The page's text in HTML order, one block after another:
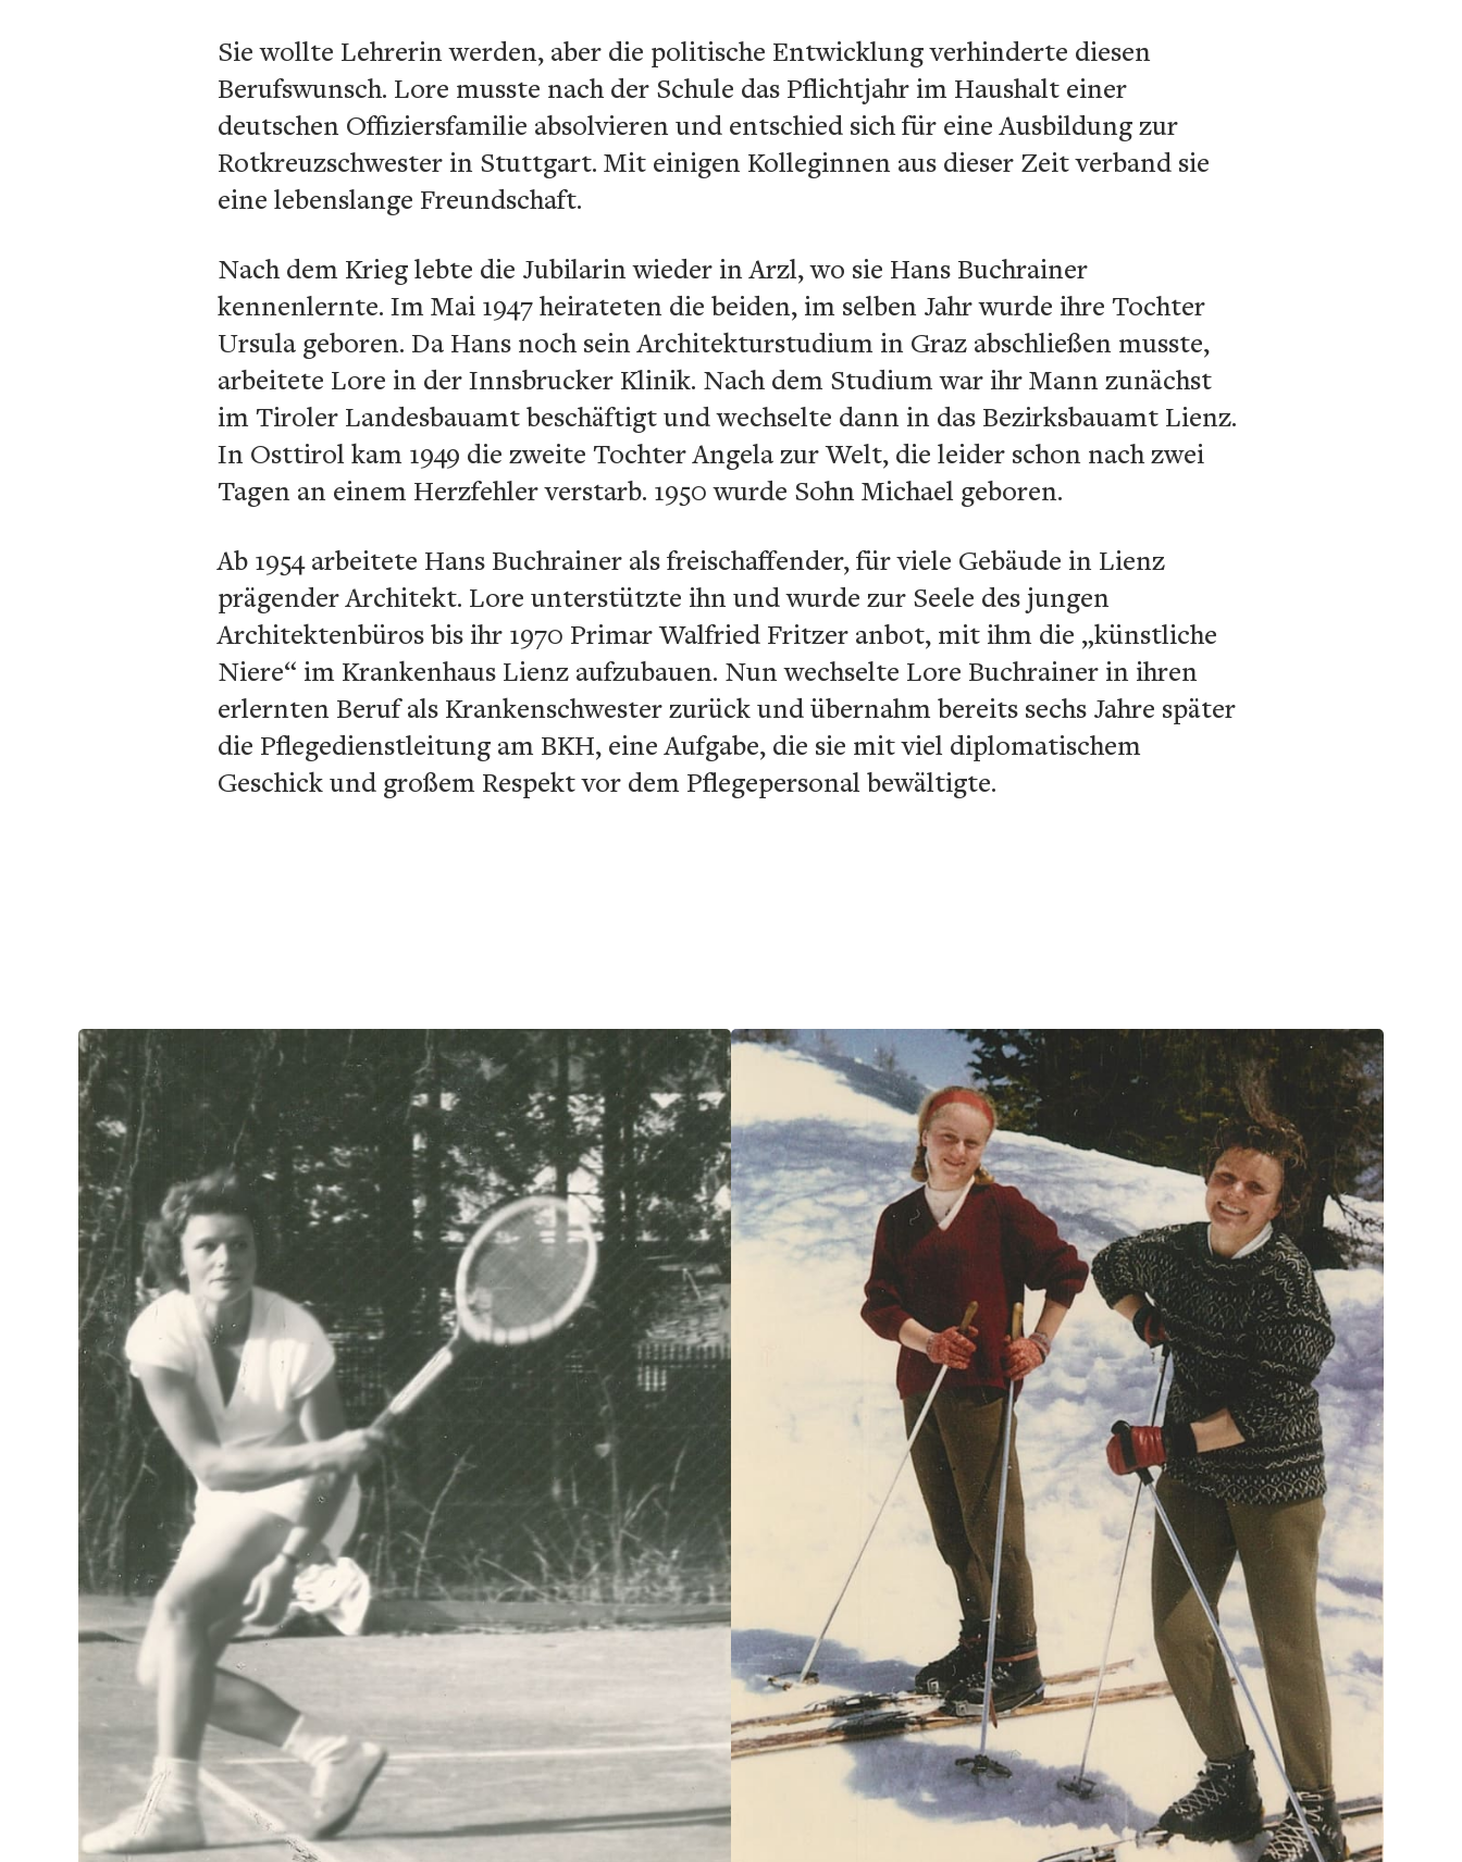
Sie wollte Lehrerin werden, aber die politische Entwicklung verhinderte diesen
Berufswunsch. Lore musste nach der Schule das Pflichtjahr im Haushalt einer
deutschen Offiziersfamilie absolvieren und entschied sich für eine Ausbildung zur
Rotkreuzschwester in Stuttgart. Mit einigen Kolleginnen aus dieser Zeit verband sie
eine lebenslange Freundschaft.
Nach dem Krieg lebte die Jubilarin wieder in Arzl, wo sie Hans Buchrainer
kennenlernte. Im Mai 1947 heirateten die beiden, im selben Jahr wurde ihre Tochter
Ursula geboren. Da Hans noch sein Architekturstudium in Graz abschließen musste,
arbeitete Lore in der Innsbrucker Klinik. Nach dem Studium war ihr Mann zunächst
im Tiroler Landesbauamt beschäftigt und wechselte dann in das Bezirksbauamt Lienz.
In Osttirol kam 1949 die zweite Tochter Angela zur Welt, die leider schon nach zwei
Tagen an einem Herzfehler verstarb. 1950 wurde Sohn Michael geboren.
Ab 1954 arbeitete Hans Buchrainer als freischaffender, für viele Gebäude in Lienz
prägender Architekt. Lore unterstützte ihn und wurde zur Seele des jungen
Architektenbüros bis ihr 1970 Primar Walfried Fritzer anbot, mit ihm die „künstliche
Niere“ im Krankenhaus Lienz aufzubauen. Nun wechselte Lore Buchrainer in ihren
erlernten Beruf als Krankenschwester zurück und übernahm bereits sechs Jahre später
die Pflegedienstleitung am BKH, eine Aufgabe, die sie mit viel diplomatischem
Geschick und großem Respekt vor dem Pflegepersonal bewältigte.